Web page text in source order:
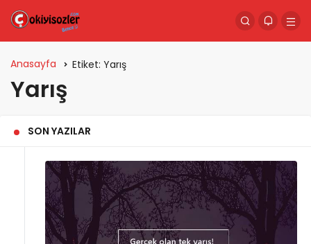
Anasayfa Etiket: Yarış
Yarış
SON YAZILAR